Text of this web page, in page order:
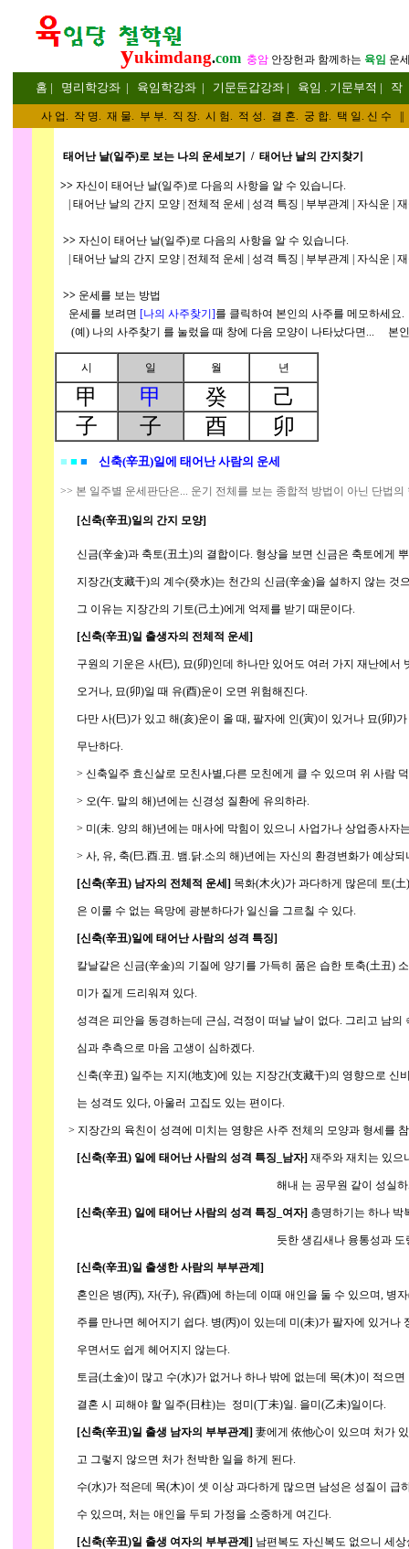
yukimdang.com 충암 안장헌과 함께하는 육임 운
홈 | 명리 학강좌 | 육임학강좌 | 기문둔갑강좌 | 육임 . 기문부적 | 작
사 업 . 작 명. 재 물. 부 부. 직 장. 시 험. 적 성. 결 혼. 궁 합. 택 일. 신 수
태어난 날(일주)로 보는 나의 운세보기 / 태어난 날의 간지찾기
>> 자신이 태어난 날(일주)로 다음의 사항을 알 수 있습니다.
| 태어난 날의 간지 모양 | 전체적 운세 | 성격 특징 | 부부관계 | 자식운 |
>> 자신이 태어난 날(일주)로 다음의 사항을 알 수 있습니다.
| 태어난 날의 간지 모양 | 전체적 운세 | 성격 특징 | 부부관계 | 자식운 |
>> 운세를 보는 방법
운세를 보려면 [나의 사주찾기]를 클릭하여 본인의 사주를 메모하세요.
(예) 나의 사주찾기 를 눌렀을 때 창에 다음 모양이 나타났다면... 본
시 일 월 년
甲 甲 癸
己
子
子 酉 卯
■ ■ ■ 신축(辛丑)일에 태어난 사람의 운세
>> 본 일주별 운세판단은... 운기 전체를 보는 종합적 방법이 아닌 단법의
[신축(辛丑)일의 간지 모양]
신금(辛金)과 축토(丑土)의 결합이다. 형상을 보면 신금은 축토에게
지장간(支藏干)의 계수(癸水)는 천간의 신금(辛金)을 설하지 않는 것
그 이유는 지장간의 기토(己土)에게 억제를 받기 때문이다.
[신축(辛丑)일 출생자의 전체적 운세]
구원의 기운은 사(巳), 묘(卯)인데 하나만 있어도 여러 가지 재난에서
오거나, 묘(卯)일 때 유(酉)운이 오면 위험해진다.
다만 사(巳)가 있고 해(亥)운이 올 때, 팔자에 인(寅)이 있거나 묘(卯)가
무난하다.
> 신축일주 효신살로 모친사별,다른 모친에게 클 수 있으며 위 사람
> 오(午. 말의 해)년에는 신경성 질환에 유의하라.
> 미(未. 양의 해)년에는 매사에 막힘이 있으니 사업가나 상업종사자
> 사, 유, 축(巳.酉.丑. 뱀.닭.소의 해)년에는 자신의 환경변화가 예상되
[신축(辛丑) 남자의 전체적 운세] 목화(木火)가 과다하게 많은데 토(
은 이룰 수 없는 욕망에 광분하다가 일신을 그르칠 수 있다.
[신축(辛丑)일에 태어난 사람의 성격 특징]
칼날같은 신금(辛金)의 기질에 양기를 가득히 품은 습한 토축(土丑)
미가 짙게 드리워져 있다.
성격은 피안을 동경하는데 근심, 걱정이 떠날 날이 없다. 그리고 남의
심과 추측으로 마음 고생이 심하겠다.
신축(辛丑) 일주는 지지(地支)에 있는 지장간(支藏干)의 영향으로 신
는 성격도 있다, 아울러 고집도 있는 편이다.
> 지장간의 육친이 성격에 미치는 영향은 사주 전체의 모양과 형세를
[신축(辛丑) 일에 태어난 사람의 성격 특징_남자] 재주와 재치는 있으
해내 는 공무원 같이 성실하게 신용위주
[신축(辛丑) 일에 태어난 사람의 성격 특징_여자] 총명하기는 하나 박
듯한 생김새나 융통성과 도량이 부족하여
[신축(辛丑)일 출생한 사람의 부부관계]
혼인은 병(丙), 자(子), 유(酉)에 하는데 이때 애인을 둘 수 있으며, 병
주를 만나면 헤어지기 쉽다. 병(丙)이 있는데 미(未)가 팔자에 있거나
우면서도 쉽게 헤어지지 않는다.
토금(土金)이 많고 수(水)가 없거나 하나 밖에 없는데 목(木)이 적으면
결혼 시 피해야 할 일주(日柱)는 정미(丁未)일. 을미(乙未)일이다.
[신축(辛丑)일 출생 남자의 부부관계] 妻에게 依他心이 있으며 처가
고 그렇지 않으면 처가 천박한 일을 하게 된다.
수(水)가 적은데 목(木)이 셋 이상 과다하게 많으면 남성은 성질이 급
수 있으며, 처는 애인을 두되 가정을 소중하게 여긴다.
[신축(辛丑)일 출생 여자의 부부관계] 남편복도 자신복도 없으니 세